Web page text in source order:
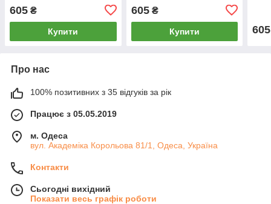
605 ₴
Купити
605₴
Купити 605
Про нас
100% позитивних з 35 відгуків за рік
Працює з 05.05.2019
м. Одеса
вул. Академіка Корольова 81/1, Одеса, Україна
Контакти
Сьогодні вихідний
Показати весь графік роботи